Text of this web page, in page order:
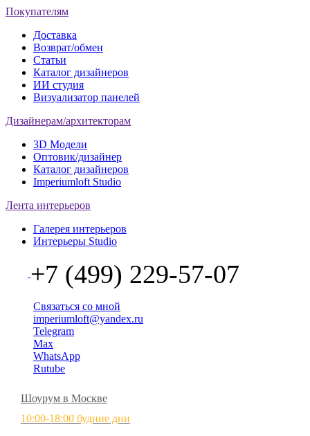
Покупателям
Доставка
Возврат/обмен
Статьи
Каталог дизайнеров
ИИ студия
Визуализатор панелей
Дизайнерам/архитекторам
3D Модели
Оптовик/дизайнер
Каталог дизайнеров
Imperiumloft Studio
Лента интерьеров
Галерея интерьеров
Интерьеры Studio
+7 (499) 229-57-07
Связаться со мной
imperiumloft@yandex.ru
Telegram
Max
WhatsApp
Rutube
Шоурум в Москве
10:00-18:00 будние дни